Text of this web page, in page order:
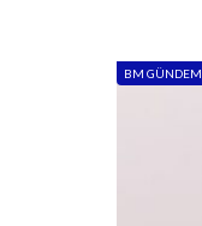
BM GÜNDEM